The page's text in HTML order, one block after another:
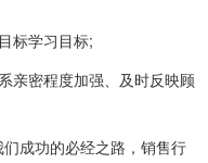
标学习目标;
密程度加强、及时反映顾
成功的必经之路，销售行